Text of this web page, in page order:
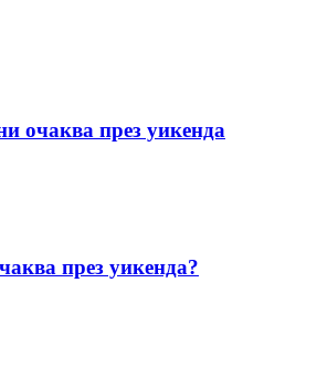
очаква през уикенда
през уикенда?